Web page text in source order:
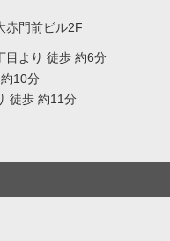
赤門前ビル2F
目より 徒歩 約6分
10分
徒歩 約11分